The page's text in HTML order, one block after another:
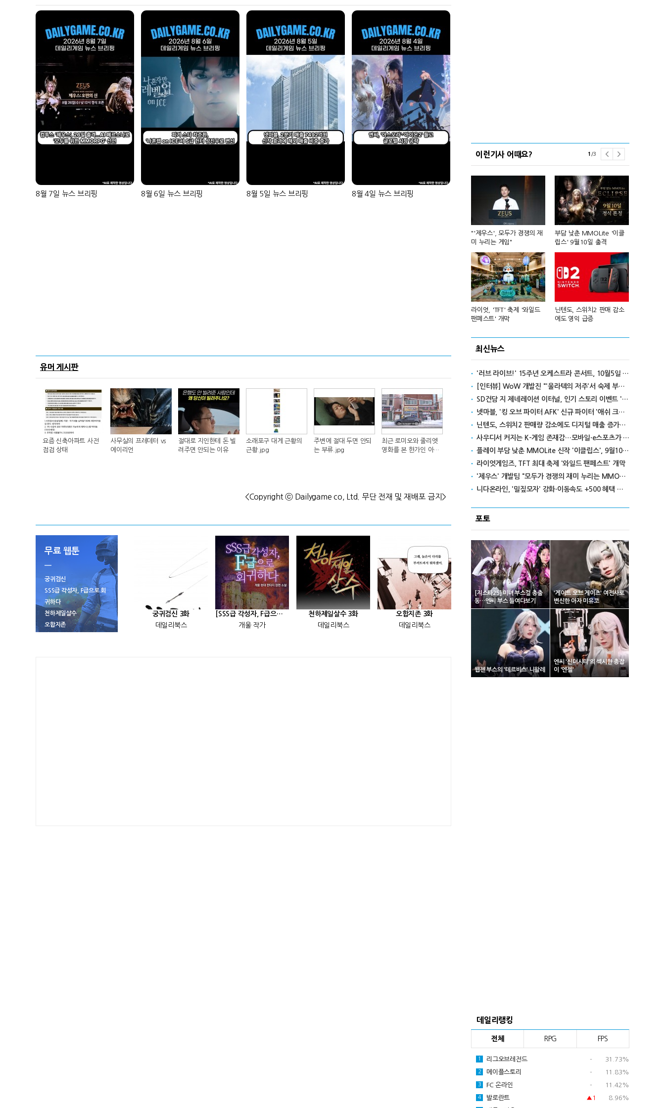
8월 7일 뉴스 브리핑 8월 6일 뉴스 브리핑 8월 5일 뉴스 브리핑 8월 4일 뉴스 브리핑
유머 게시판
요즘 신축아파트 사전
점검 상태
사무실의 프레데터 vs
에이리언
절대로 지인한테 돈 빌
려주면 안되는 이유
소래포구 대게 근황의
근황.jpg
주변에 절대 두면 안되
는 부류.jpg
최근 로미오와 줄리엣
영화를 본 한가인 아들
<Copyright ⓒ Dailygame co, Ltd. 무단 전재 및 재배포 금지>
무료 웹툰
궁귀검신
SSS급 각성자, F급으로 회
귀하다
천하제일살수
오합지존
궁귀검신 3화
데일리북스
[SSS급 각성자, F급으로 회귀하다] 25화
개울 작가
천하제일살수 3화
데일리북스
오합지존 3화
데일리북스
이런기사 어때요? 1 /3
"'제우스', 모두가 경쟁의 재
미 누리는 게임"
부담 낮춘 MMOLite '이클
립스' 9월10일 출격
라이엇, 'TFT' 축제 '와일드
팬페스트' 개막
닌텐도, 스위치2 판매 감소
에도 영익 급증
최신뉴스
'러브 라이브!' 15주년 오케스트라 콘서트, 10월5일 한국서 첫 해외 공연
[인터뷰] WoW 개발진 "'울라텍의 저주'서 숙제 부담 줄이고 보상 높여"
SD건담 지 제네레이션 이터널, 인기 스토리 이벤트 '라크로아의 용사' 재개최
넷마블, '킹 오브 파이터 AFK' 신규 파이터 '애쉬 크림존' 업데이트
닌텐도, 스위치2 판매량 감소에도 디지털 매출 증가로 영익 급증
사우디서 커지는 K-게임 존재감…모바일·e스포츠가 이끌었다
플레이 부담 낮춘 MMOLite 신작 '이클립스', 9월10일 출격
라이엇게임즈, TFT 최대 축제 '와일드 팬페스트' 개막
'제우스' 개발팀 "모두가 경쟁의 재미 누리는 MMORPG로 만들 것"
니다온라인, '밀짚모자' 강화·이동속도 +500 혜택 이벤트 진행
포토
[지스타25] 미녀 부스걸 총출
동…엔씨 부스 들여다보기
'게이트 오브 게이츠' 여전사로
변신한 아자 미유코
웹젠 부스의 '테르비스' 니왈레
엔씨 '신더시티'의 섹시한 총잡
이 '엔젤'
데일리랭킹
전체 RPG FPS
1 리그오브레전드 - 31.73%
2 메이플스토리 - 11.83%
3 FC 온라인 - 11.42%
4 발로란트 ▲1 8.96%